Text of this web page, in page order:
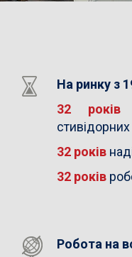
На ринку з
32 років
32 років
32 років
Робота на